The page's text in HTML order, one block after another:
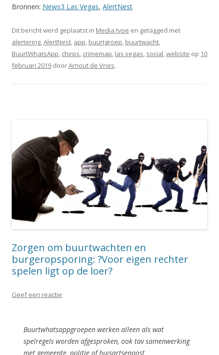
Bronnen: News3 Las Vegas, AlertNest
Dit bericht werd geplaatst in Media type en getagged met
alertering,AlertNest, app, buurtgroep, buurtwacht,
BuurtWhatsApp, chirps, crimemap, las vegas, social,website op 10
februari 2019 doorArnout de Vries.
Zorgen om buurtwachten en
burgeropsporing: ?Voor eigen rechter
spelen ligt op de loer?
Geef een reactie
Buurtwhatsappgroepen werken alleen als wat
spelregels worden afgesproken, ook tav samenwerking
met gemeente, politie of huisartsenpost